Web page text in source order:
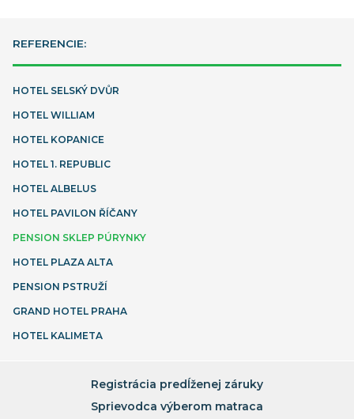
REFERENCIE:
HOTEL SELSKÝ DVŮR
HOTEL WILLIAM
HOTEL KOPANICE
HOTEL 1. REPUBLIC
HOTEL ALBELUS
HOTEL PAVILON ŘÍČANY
PENSION SKLEP PÚRYNKY
HOTEL PLAZA ALTA
PENSION PSTRUŽÍ
GRAND HOTEL PRAHA
HOTEL KALIMETA
Registrácia predĺženej záruky
Sprievodca výberom matraca